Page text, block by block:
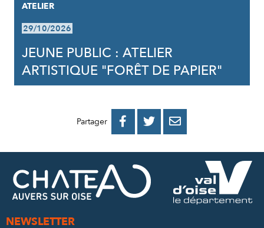
ATELIER
29/10/2026
JEUNE PUBLIC : ATELIER
ARTISTIQUE "FORÊT DE PAPIER"
Partager 
PARTAGER
FACEBOOK
PARTAGER
PARTAGER
MAIL
NEWSLETTER